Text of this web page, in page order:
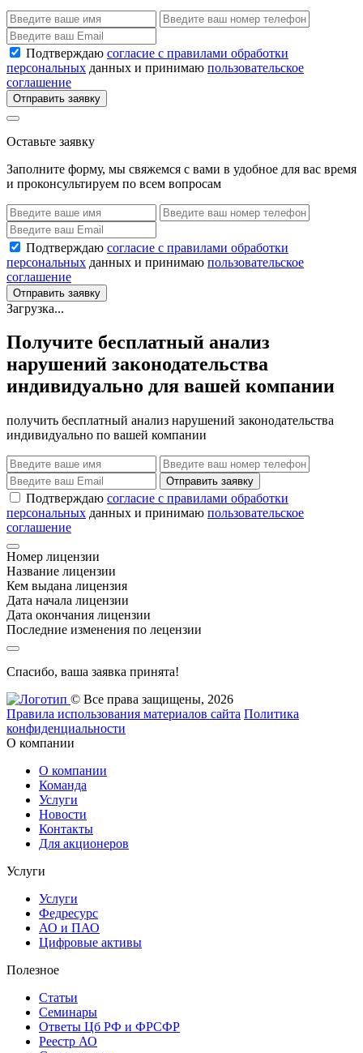
Подтверждаю согласие с правилами обработки
персональных данных и принимаю пользовательское
соглашение
Отправить заявку
Оставьте заявку
Заполните форму, мы свяжемся с вами в удобное для вас время
и проконсультируем по всем вопросам
Подтверждаю согласие с правилами обработки
персональных данных и принимаю пользовательское
соглашение
Отправить заявку
Загрузка...
Получите бесплатный анализ
нарушений законодательства
индивидуально для вашей компании
получить бесплатный анализ нарушений законодательства
индивидуально по вашей компании
Отправить заявку
Подтверждаю согласие с правилами обработки
персональных данных и принимаю пользовательское
соглашение
Номер лицензии
Название лицензии
Кем выдана лицензия
Дата начала лицензии
Дата окончания лицензии
Последние изменения по лецензии
Спасибо, ваша заявка принята!
© Все права защищены, 2026
Правила использования материалов сайта Политика
конфиденциальности
О компании
О компании
Команда
Услуги
Новости
Контакты
Для акционеров
Услуги
Услуги
Федресурс
АО и ПАО
Цифровые активы
Полезное
Статьи
Cеминары
Ответы Цб РФ и ФРСФР
Реестр АО